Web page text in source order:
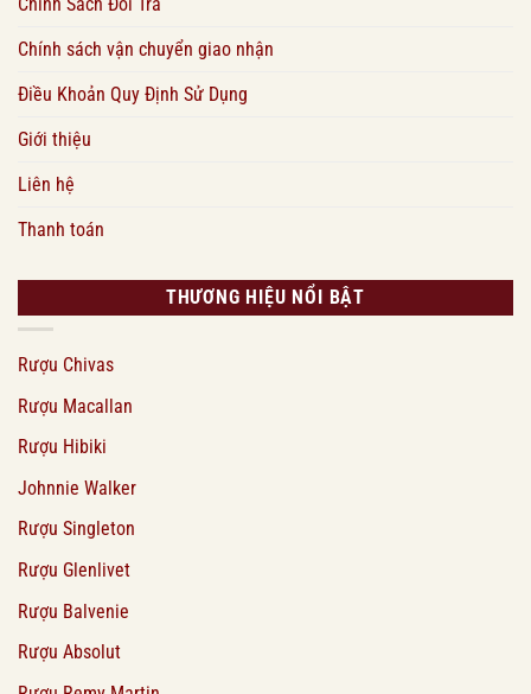
Chính sách vận chuyển giao nhận
Điều Khoản Quy Định Sử Dụng
Giới thiệu
Liên hệ
Thanh toán
THƯƠNG HIỆU NỔI BẬT
Rượu Chivas
Rượu Macallan
Rượu Hibiki
Johnnie Walker
Rượu Singleton
Rượu Glenlivet
Rượu Balvenie
Rượu Absolut